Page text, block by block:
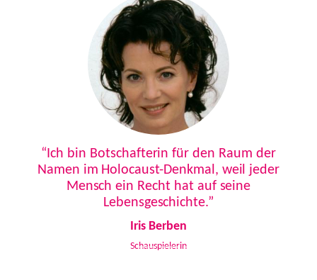
“Ich bin Botschafterin für den Raum der
Namen im Holocaust-Denkmal, weil jeder
Mensch ein Recht hat auf seine
Lebensgeschichte.”
Iris Berben
Schauspielerin